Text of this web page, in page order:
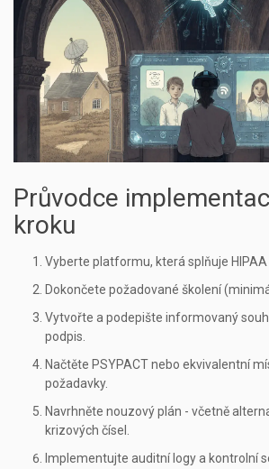
Průvodce
kroku
Vyberte platformu, která splňuje HIPAA
Dokončete požadované školení
Vytvořte a podepište informovaný
podpis.
Načtěte PSYPACT nebo ekvivalentní
požadavky.
Navrhněte nouzový plán - včetně
krizových čísel.
Implementujte auditní logy a kontrolní